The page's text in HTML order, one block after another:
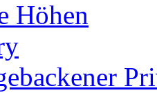
Höhen